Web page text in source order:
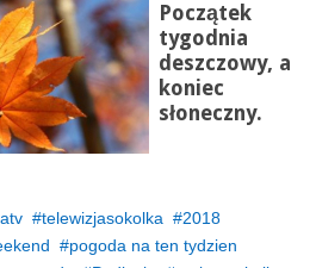
Początek
tygodnia
deszczowy, a
koniec
słoneczny.
telewizjasokolka
2018
pogoda na ten tydzien